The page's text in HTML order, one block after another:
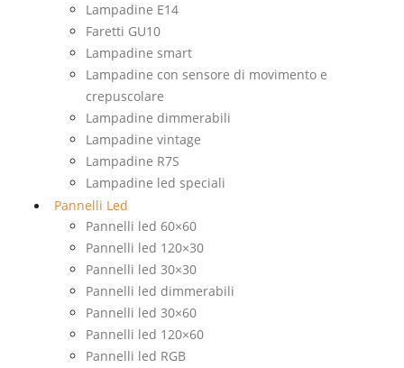
Lampadine E14
Faretti GU10
Lampadine smart
Lampadine con sensore di movimento e
crepuscolare
Lampadine dimmerabili
Lampadine vintage
Lampadine R7S
Lampadine led speciali
Pannelli Led
Pannelli led 60×60
Pannelli led 120×30
Pannelli led 30×30
Pannelli led dimmerabili
Pannelli led 30×60
Pannelli led 120×60
Pannelli led RGB